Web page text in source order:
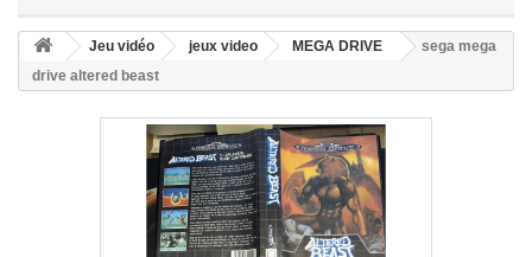
Jeu vidéo jeux video MEGA DRIVE
sega mega
drive altered beast